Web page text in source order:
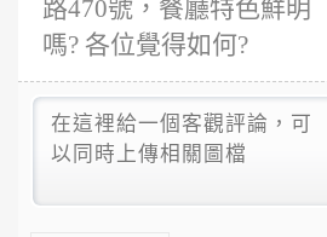
路470號，餐廳特色鮮明
嗎? 各位覺得如何?